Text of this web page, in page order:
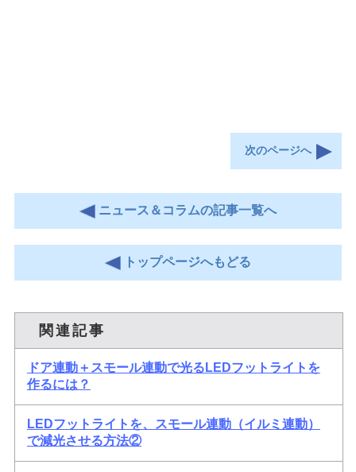
次のページへ
ニュース＆コラムの記事一覧へ
トップページへもどる
関連記事
ドア連動＋スモール連動で光るLEDフットライトを
作るには？
LEDフットライトを、スモール連動（イルミ連動）
で減光させる方法②